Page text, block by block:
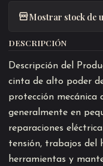
Mostrar stock de
DESCRIPCIÓN
Descripción del
cinta de alto poder
protección mecánica
generalmente en
reparaciones
tensión, trabajos del
herramientas y